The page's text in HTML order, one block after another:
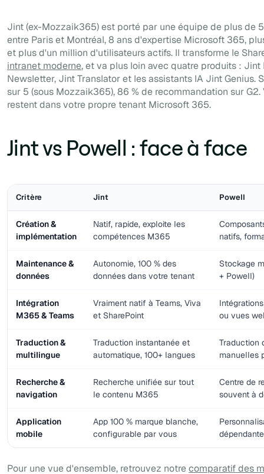
Jint (ex-Mozzaik365) est porté par une équipe de plus de
entre Paris et Montréal, 8 ans d'expertise Microsoft 365,
et plus d'un million d'utilisateurs actifs. Il transforme le
intranet moderne, et va plus loin avec quatre produits :
Newsletter, Jint Translator et les assistants IA Jint Genius.
sur 5 (sous Mozzaik365), 86 % de recommandation sur G2.
restent dans votre propre tenant Microsoft 365.
Jint vs Powell : face à face
Critère Jint Powell
Création &
implémentation
Natif, rapide, exploite les
compétences M365
natifs,
Maintenance &
données
Autonomie, 100 % des
données dans votre tenant
Stockage
+ Powell)
Intégration
M365 & Teams
Vraiment natif à Teams, Viva
et SharePoint
ou vues
Traduction &
multilingue
Traduction instantanée et
automatique, 100+ langues
Traduction
manuelles
Recherche &
navigation
Recherche unifiée sur tout
le contenu M365
Centre de
souvent à
Application
mobile
App 100 % marque blanche,
configurable par vous
Pour une vue d'ensemble, retrouvez notrecomparatif des